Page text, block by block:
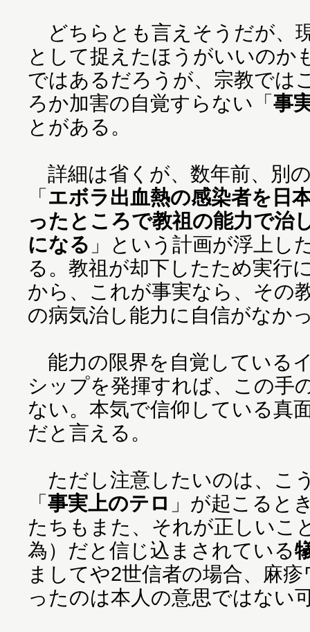
どちらとも言えそうだが、
として捉えたほうがいいのか
ではあるだろうが、宗教では
ろか加害の自覚すらない「事
とがある。
詳細は省くが、数年前、別
「エボラ出血熱の感染者を日
ったところで教祖の能力で治
になる 」という計画が浮上し
る。教祖が却下したため実行
から、これが事実なら、その
の病気治し能力に自信がなか
能力の限界を自覚している
シップを発揮すれば、この手
ない。本気で信仰している真
だと言える。
ただし注意したいのは、こ
「事実上のテロ 」が起こると
たちもまた、それが正しいこ
為）だと信じ込まされている
ましてや2世信者の場合、麻
ったのは本人の意思ではない